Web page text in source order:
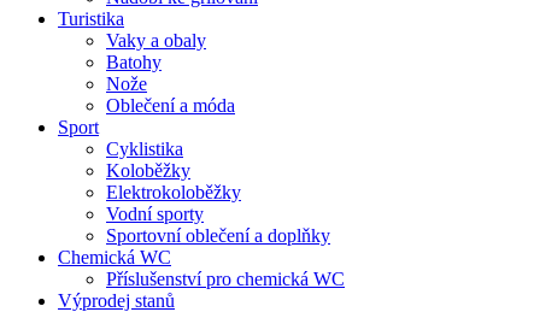
Turistika
Vaky a obaly
Batohy
Nože
Oblečení a móda
Sport
Cyklistika
Koloběžky
Elektrokoloběžky
Vodní sporty
Sportovní oblečení a doplňky
Chemická WC
Příslušenství pro chemická WC
Výprodej stanů